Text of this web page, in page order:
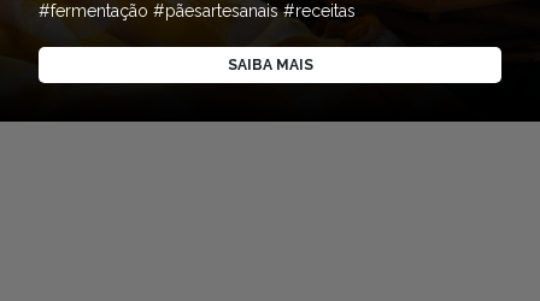
#fermentação #pãesartesanais #receitas
SAIBA MAIS